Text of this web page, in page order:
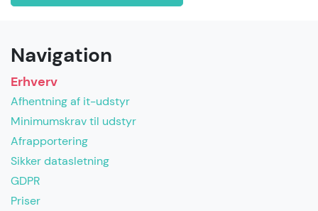
Navigation
Erhverv
Afhentning af it-udstyr
Minimumskrav til udstyr
Afrapportering
Sikker datasletning
GDPR
Priser